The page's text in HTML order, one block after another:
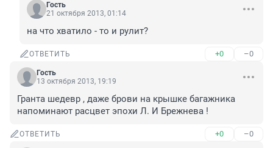
Гость
21 октября 2013, 01:14
на что хватило - то и рулит?
ОТВЕТИТЬ +0 –0
Гость
13 октября 2013, 19:19
Гранта шедевр , даже брови на крышке багажника
напоминают расцвет эпохи Л. И Брежнева !
ОТВЕТИТЬ +0 –0